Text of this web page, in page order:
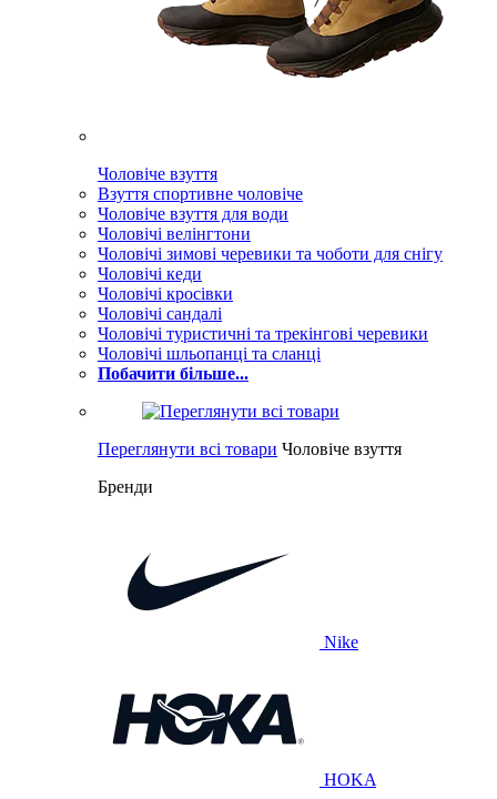
Чоловіче взуття
Взуття спортивне чоловіче
Чоловіче взуття для води
Чоловічі велінгтони
Чоловічі зимові черевики та чоботи для снігу
Чоловічі кеди
Чоловічі кросівки
Чоловічі сандалі
Чоловічі туристичні та трекінгові черевики
Чоловічі шльопанці та сланці
Побачити більше...
Переглянути всі товари Чоловіче взуття
Бренди
Nike
HOKA